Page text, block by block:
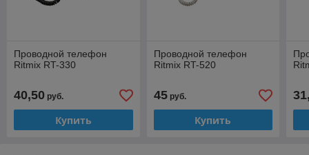
Проводной телефон
Ritmix RT-330
40,50 руб.
Купить
Проводной телефон
Ritmix RT-520
45руб.
Купить